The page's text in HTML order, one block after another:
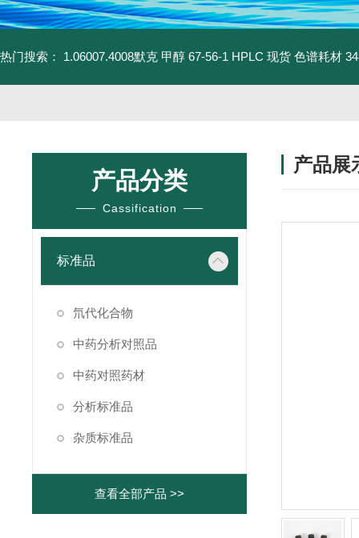
热门搜索： 1.06007.4008默克 甲醇 67-56-1 HPLC 现货 色谱耗材
产品分类
Cassification
标准品
氘代化合物
中药分析对照品
中药对照药材
分析标准品
杂质标准品
查看全部产品 >>
产品展